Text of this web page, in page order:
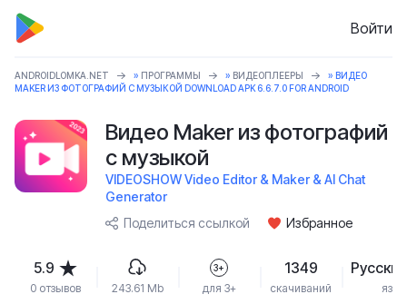
Войти
ANDROIDLOMKA.NET » ПРОГРАММЫ » ВИДЕОПЛЕЕРЫ
» ВИДЕО
MAKER ИЗ ФОТОГРАФИЙ С МУЗЫКОЙ DOWNLOAD APK 6.6.7.0 FOR ANDROID
Видео Maker из фотографий
с музыкой
VIDEOSHOW Video Editor & Maker & AI Chat
Generator
Поделиться ссылкой
Избранное
5.9
0 отзывов 243.61 Mb
3+
для 3+
1349
скачиваний
Русский
язык